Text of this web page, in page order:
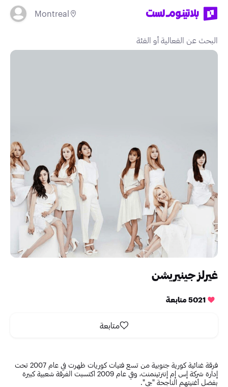
Montreal
غيرلز جينيريشن
متابعة
فرقة غنائية كورية جنوبية من تسع فتيات كوريات ظهرت في عام 2007 تحت
إدارة شركة إس إم إنترتينمنت، وفي عام 2009 اكتسبت الفرقة شعبية كبيرة
بفضل أغنيتهم الناجحة "جي".